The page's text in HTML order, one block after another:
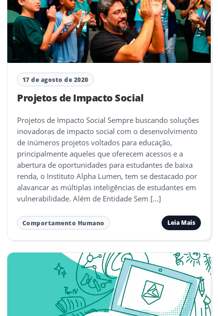
17 de agosto de 2020
Projetos de Impacto Social
Projetos de Impacto Social Sempre buscando soluções
inovadoras de impacto social com o desenvolvimento
de inúmeros projetos voltados para educação,
principalmente aqueles que oferecem acessos e a
abertura de oportunidades para estudantes de baixa
renda, o Instituto Alpha Lumen, tem se destacado por
alavancar as múltiplas inteligências de estudantes em
vulnerabilidade. Além de Entidade Sem […]
Comportamento Humano Leia Mais